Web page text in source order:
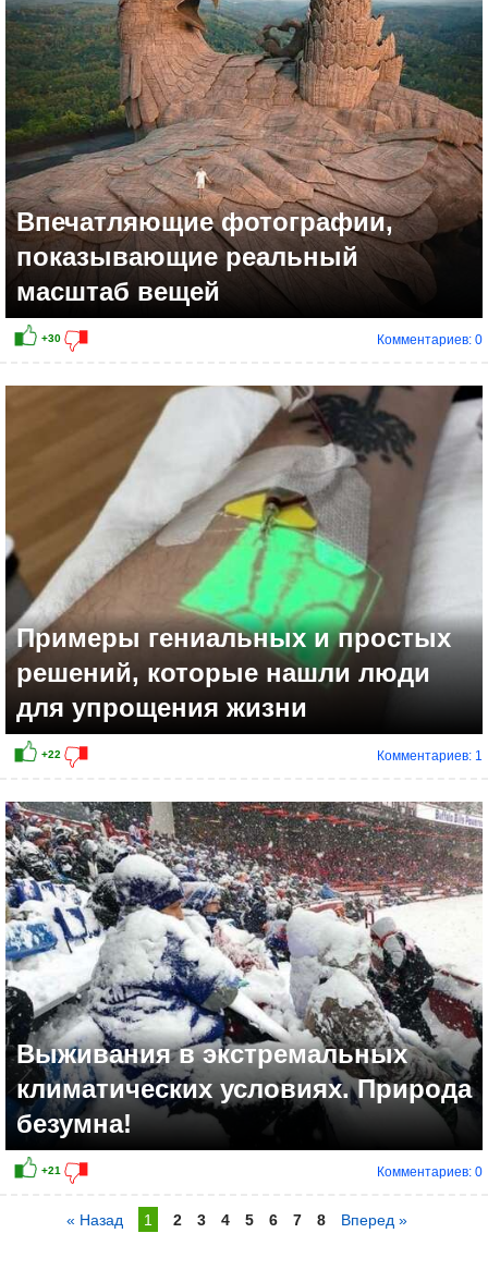
Впечатляющие фотографии,
показывающие реальный
масштаб вещей
Комментариев: 0
Примеры гениальных и простых
решений, которые нашли люди
для упрощения жизни
Комментариев: 1
Выживания в экстремальных
климатических условиях. Природа
безумна!
Комментариев: 0
« Назад 1 2 3 4 5 6 7 8 Вперед »